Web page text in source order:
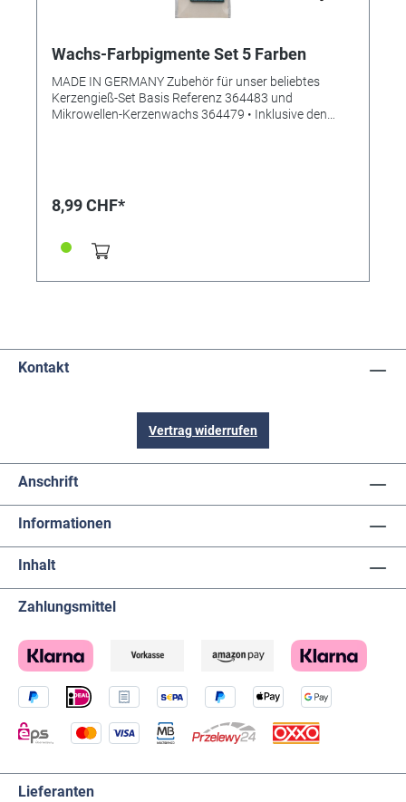
Wachs-Farbpigmente Set 5 Farben
MADE IN GERMANY Zubehör für unser beliebtes
Kerzengieß-Set Basis Referenz 364483 und
Mikrowellen-Kerzenwachs 364479 • Inklusive den
8,99 CHF*
Kontakt
Vertrag widerrufen
Anschrift
Informationen
Inhalt
Zahlungsmittel
Lieferanten